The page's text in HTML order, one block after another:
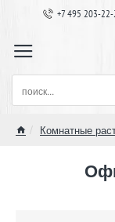
+7 495 203-
поиск...
Комнатные